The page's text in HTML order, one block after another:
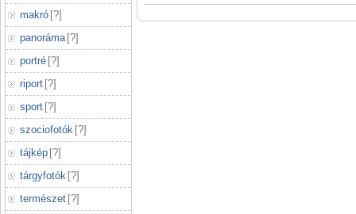
makró [?]
panoráma [?]
portré [?]
riport [?]
sport [?]
szociofotók [?]
tájkép [?]
tárgyfotók [?]
természet [?]